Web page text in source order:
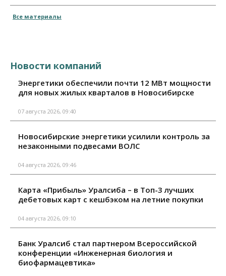
Все материалы
Новости компаний
Энергетики обеспечили почти 12 МВт мощности
для новых жилых кварталов в Новосибирске
07 августа 2026, 09:40
Новосибирские энергетики усилили контроль за
незаконными подвесами ВОЛС
04 августа 2026, 09:46
Карта «Прибыль» Уралсиба – в Топ-3 лучших
дебетовых карт с кешбэком на летние покупки
04 августа 2026, 09:10
Банк Уралсиб стал партнером Всероссийской
конференции «Инженерная биология и
биофармацевтика»